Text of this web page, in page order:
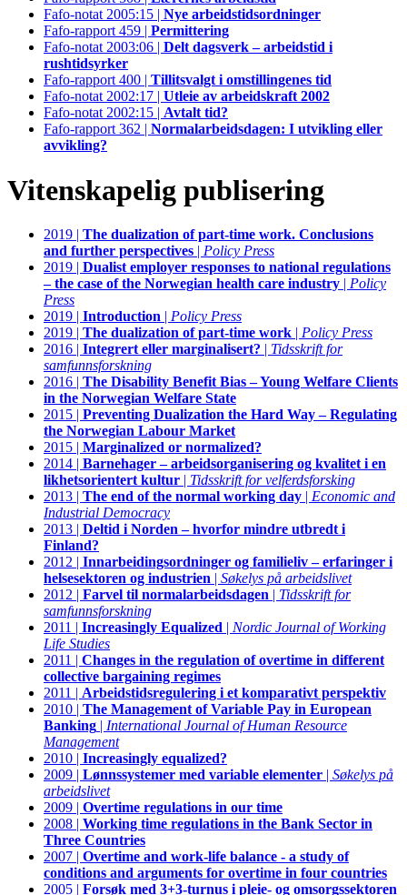
Fafo-notat 2005:15 | Nye arbeidstidsordninger
Fafo-rapport 459 | Permittering
Fafo-notat 2003:06 | Delt dagsverk – arbeidstid i
rushtidsyrker
Fafo-rapport 400 | Tillitsvalgt i omstillingenes tid
Fafo-notat 2002:17 | Utleie av arbeidskraft 2002
Fafo-notat 2002:15 | Avtalt tid?
Fafo-rapport 362 | Normalarbeidsdagen: I utvikling eller
avvikling?
Vitenskapelig publisering
2019 | The dualization of part-time work. Conclusions
and further perspectives | Policy Press
2019 | Dualist employer responses to national regulations
– the case of the Norwegian health care industry | Policy
Press
2019 | Introduction | Policy Press
2019 | The dualization of part-time work | Policy Press
2016 | Integrert eller marginalisert? | Tidsskrift for
samfunnsforskning
2016 | The Disability Benefit Bias – Young Welfare Clients
in the Norwegian Welfare State
2015 | Preventing Dualization the Hard Way – Regulating
the Norwegian Labour Market
2015 | Marginalized or normalized?
2014 | Barnehager – arbeidsorganisering og kvalitet i en
likhetsorientert kultur | Tidsskrift for velferdsforsking
2013 | The end of the normal working day | Economic and
Industrial Democracy
2013 | Deltid i Norden – hvorfor mindre utbredt i
Finland?
2012 | Innarbeidingsordninger og familieliv – erfaringer i
helsesektoren og industrien | Søkelys på arbeidslivet
2012 | Farvel til normalarbeidsdagen | Tidsskrift for
samfunnsforskning
2011 | Increasingly Equalized | Nordic Journal of Working
Life Studies
2011 | Changes in the regulation of overtime in different
collective bargaining regimes
2011 | Arbeidstidsregulering i et komparativt perspektiv
2010 | The Management of Variable Pay in European
Banking | International Journal of Human Resource
Management
2010 | Increasingly equalized?
2009 | Lønnssystemer med variable elementer | Søkelys på
arbeidslivet
2009 | Overtime regulations in our time
2008 | Working time regulations in the Bank Sector in
Three Countries
2007 | Overtime and work-life balance - a study of
conditions and arguments for overtime in four countries
2005 | Forsøk med 3+3-turnus i pleie- og omsorgssektoren